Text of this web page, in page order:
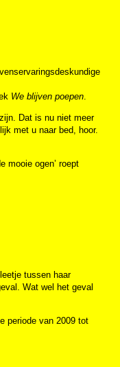
We blijven poepen.
Dat is nu niet meer
met u naar bed, hoor.
mooie ogen’ roept
tussen haar
Wat wel het geval
periode van 2009 tot